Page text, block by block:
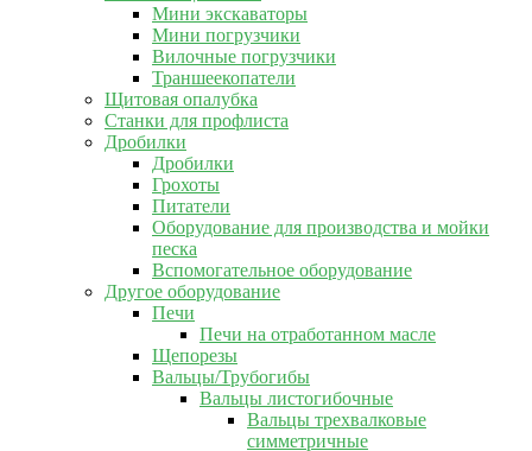
Мини экскаваторы
Мини погрузчики
Вилочные погрузчики
Траншеекопатели
Щитовая опалубка
Станки для профлиста
Дробилки
Дробилки
Грохоты
Питатели
Оборудование для производства и мойки
песка
Вспомогательное оборудование
Другое оборудование
Печи
Печи на отработанном масле
Щепорезы
Вальцы/Трубогибы
Вальцы листогибочные
Вальцы трехвалковые
симметричные